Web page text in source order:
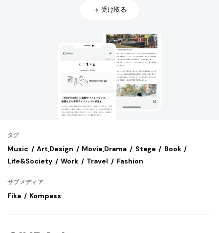
受け取る
タグ
Music Art,Design Movie,Drama Stage
Book
Life&Society
Work Travel Fashion
サブメディア
Fika Kompass